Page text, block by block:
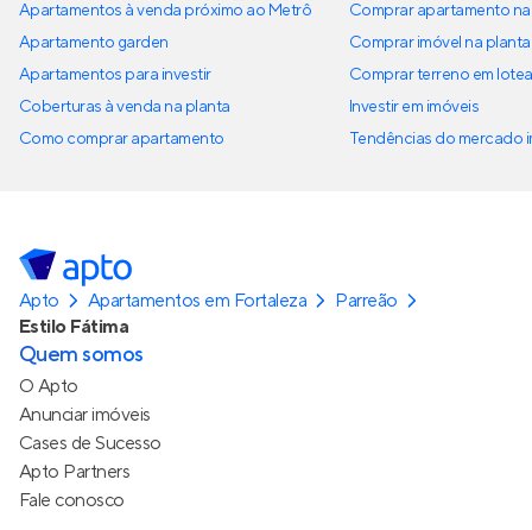
Apartamentos à venda próximo ao Metrô
Apartamento garden
Apartamentos para investir
Coberturas à venda na planta
Como comprar apartamento
Comprar apartamento
Comprar imóvel na planta
Comprar terreno em
Investir em imóveis
Tendências do mercado
Apto Apartamentos em Fortaleza
Parreão
Estilo Fátima
Quem somos
O Apto
Anunciar imóveis
Cases de Sucesso
Apto Partners
Fale conosco